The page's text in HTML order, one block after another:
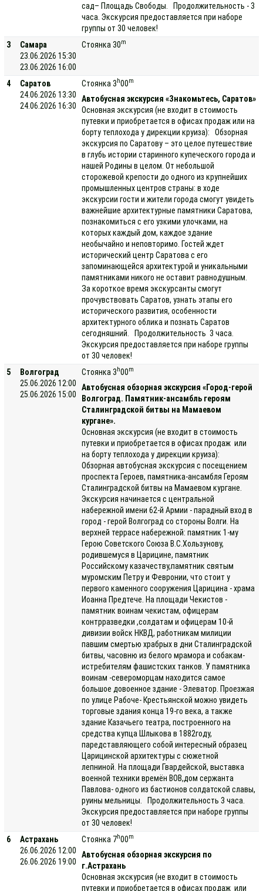
сад– Площадь Свободы. Продолжительность - 3
часа. Экскурсия предоставляется при наборе
группы от 30 человек!
3
Самара
23.06.2026 15:30
23.06.2026 16:00
Стоянка 30m
4
Саратов
24.06.2026 13:30
24.06.2026 16:30
Стоянка 3 h00m
Автобусная экскурсия «Знакомьтесь, Саратов»
Основная экскурсия (не входит в стоимость
путевки и приобретается в офисах продаж или на
борту теплохода у дирекции круиза): Обзорная
экскурсия по Саратову – это целое путешествие
в глубь истории старинного купеческого города и
нашей Родины в целом. От небольшой
сторожевой крепости до одного из крупнейших
промышленных центров страны: в ходе
экскурсии гости и жители города смогут увидеть
важнейшие архитектурные памятники Саратова,
познакомиться с его узкими улочками, на
которых каждый дом, каждое здание
необычайно и неповторимо. Гостей ждет
исторический центр Саратова с его
запоминающейся архитектурой и уникальными
памятниками никого не оставит равнодушным.
За короткое время экскурсанты смогут
прочувствовать Саратов, узнать этапы его
исторического развития, особенности
архитектурного облика и познать Саратов
сегодняшний. Продолжительность 3 часа.
Экскурсия предоставляется при наборе группы
от 30 человек!
5
Волгоград
25.06.2026 12:00
25.06.2026 15:00
Стоянка 3 h00m
Автобусная обзорная экскурсия «Город-герой
Волгоград. Памятник-ансамбль героям
Сталинградской битвы на Мамаевом
кургане».
Основная экскурсия (не входит в стоимость
путевки и приобретается в офисах продаж или
на борту теплохода у дирекции круиза):
Обзорная автобусная экскурсия с посещением
проспекта Героев, памятника-ансамбля Героям
Сталинградской битвы на Мамаевом кургане.
Экскурсия начинается с центральной
набережной имени 62-й Армии - парадный вход в
город - герой Волгоград со стороны Волги. На
верхней террасе набережной: памятник 1-му
Герою Советского Союза В.С.Хользунову,
родившемуся в Царицине, памятник
Российскому казачеству,памятник святым
муромским Петру и Февронии, что стоит у
первого каменного сооружения Царицина - храма
Иоанна Предтече. На площади Чекистов -
памятник воинам чекистам, офицерам
контрразведки ,солдатам и офицерам 10-й
дивизии войск НКВД, работникам милиции
павшим смертью храбрых в дни Сталинградской
битвы, часовню из белого мрамора и собакам-
истребителям фашистских танков. У памятника
воинам -североморцам находится самое
большое довоенное здание - Элеватор. Проезжая
по улице Рабоче- Крестьянской можно увидеть
торговые здания конца 19-го века, а также
здание Казачьего театра, построенного на
средства купца Шлыкова в 1882году,
паредставляющего собой интересный образец
Царицинской архитектуры с сюжетной
лепниной. На площади Гвардейской, выставка
военной техники времён ВОВ,дом сержанта
Павлова- одного из бастионов солдатской славы,
руины мельницы. Продолжительность 3 часа.
Экскурсия предоставляется при наборе группы
от 30 человек!
6
Астрахань
26.06.2026 12:00
26.06.2026 19:00
Стоянка 7h00m
Автобусная обзорная экскурсия по
г.Астрахань
Основная экскурсия (не входит в стоимость
путевки и приобретается в офисах продаж или